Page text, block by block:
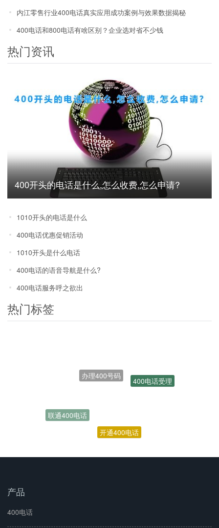
内江零售行业400电话真实应用成功案例与效果数据揭秘
400电话和800电话有啥区别？企业选对省不少钱
热门资讯
400开头的电话是什么,怎么收费,怎么申请?
1010开头的电话是什么
400电话优惠促销活动
1010开头是什么电话
400电话的语音导航是什么?
400电话服务呼之欲出
热门标签
开通400电话
联通400电话
400电话受理
产品
400电话